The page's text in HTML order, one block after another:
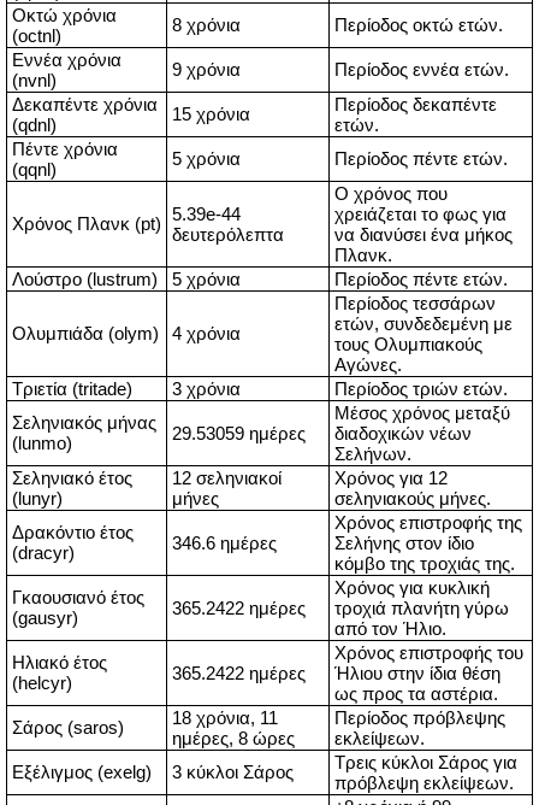
Οκτώ χρόνια
(octnl)
8 χρόνια
Περίοδος οκτώ ετών.
Εννέα χρόνια
(nvnl)
9 χρόνια
Περίοδος εννέα ετών.
Δεκαπέντε χρόνια
(qdnl)
15 χρόνια
Περίοδος δεκαπέντε
ετών.
Πέντε χρόνια
(qqnl)
5 χρόνια Περίοδος πέντε ετών.
Χρόνος Πλανκ (pt) 5.39e-44
δευτερόλεπτα
Ο χρόνος που
χρειάζεται το φως για
να διανύσει ένα μήκος
Πλανκ.
Λούστρο (lustrum)
5 χρόνια Περίοδος πέντε ετών.
Ολυμπιάδα (olym) 4 χρόνια
Περίοδος τεσσάρων
ετών, συνδεδεμένη με
τους Ολυμπιακούς
Αγώνες.
Τριετία (tritade)
3 χρόνια
Περίοδος τριών ετών.
Σεληνιακός μήνας
(lunmo)
29.53059 ημέρες
Μέσος χρόνος μεταξύ
διαδοχικών νέων
Σελήνων.
Σεληνιακό έτος
(lunyr)
12 σεληνιακοί
μήνες
Χρόνος για 12
σεληνιακούς μήνες.
Δρακόντιο έτος
(dracyr)
346.6 ημέρες
Χρόνος επιστροφής της
Σελήνης στον ίδιο
κόμβο της τροχιάς της.
Γκαουσιανό έτος
(gausyr)
365.2422 ημέρες
Χρόνος για κυκλική
τροχιά πλανήτη γύρω
από τον Ήλιο.
Ηλιακό έτος
(helcyr)
365.2422 ημέρες
Χρόνος επιστροφής του
Ήλιου στην ίδια θέση
ως προς τα αστέρια.
Σάρος (saros)
18 χρόνια, 11
ημέρες, 8 ώρες
Περίοδος πρόβλεψης
εκλείψεων.
Εξέλιγμος (exelg)
3 κύκλοι Σάρος
Τρεις κύκλοι Σάρος για
πρόβλεψη εκλείψεων.